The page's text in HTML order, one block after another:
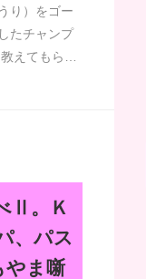
り）をゴー
たチャンプ
えてもら…
Ⅱ。Ｋ
、パス
やま噺